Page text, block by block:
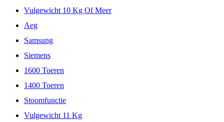
Vulgewicht 10 Kg Of Meer
Aeg
Samsung
Siemens
1600 Toeren
1400 Toeren
Stoomfunctie
Vulgewicht 11 Kg